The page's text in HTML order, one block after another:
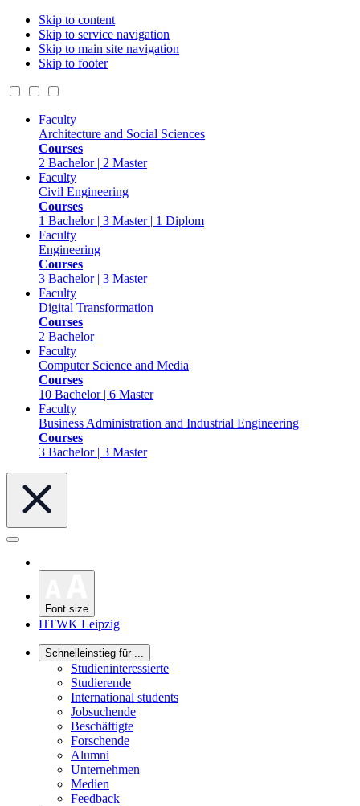
Skip to content
Skip to service navigation
Skip to main site navigation
Skip to footer
Faculty
Architecture and Social Sciences
Courses
2 Bachelor | 2 Master
Faculty
Civil Engineering
Courses
1 Bachelor | 3 Master | 1 Diplom
Faculty
Engineering
Courses
3 Bachelor | 3 Master
Faculty
Digital Transformation
Courses
2 Bachelor
Faculty
Computer Science and Media
Courses
10 Bachelor | 6 Master
Faculty
Business Administration and Industrial Engineering
Courses
3 Bachelor | 3 Master
Font size
HTWK Leipzig
Schnelleinstieg für ...
Studieninteressierte
Studierende
International students
Jobsuchende
Beschäftigte
Forschende
Alumni
Unternehmen
Medien
Feedback